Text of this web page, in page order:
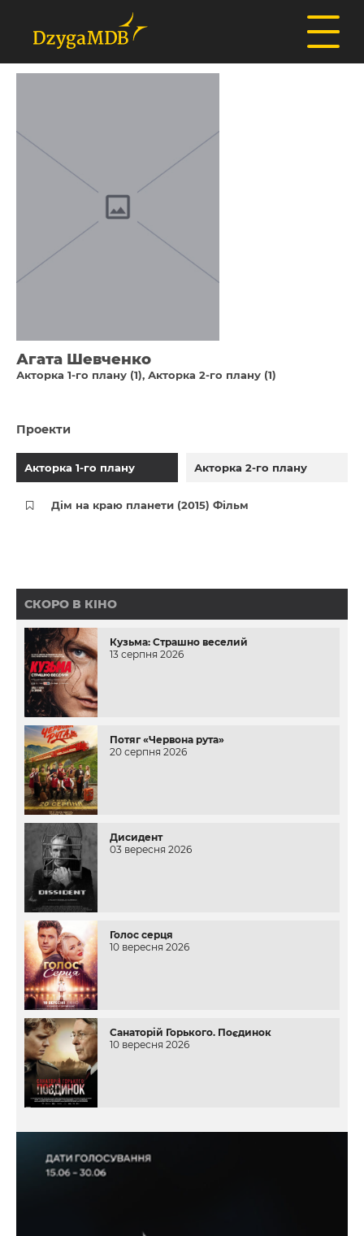
Агата Шевченко
Акторка 1-го плану (1) Акторка 2-го плану (1)
Проекти
Акторка 1-го плану Акторка 2-го плану
Дім на краю планети (2015) Фільм
СКОРО В КІНО
Кузьма: Страшно веселий
13 серпня 2026
Потяг «Червона рута»
20 серпня 2026
Дисидент
03 вересня 2026
Голос серця
10 вересня 2026
Санаторій Горького. Поєдинок
10 вересня 2026